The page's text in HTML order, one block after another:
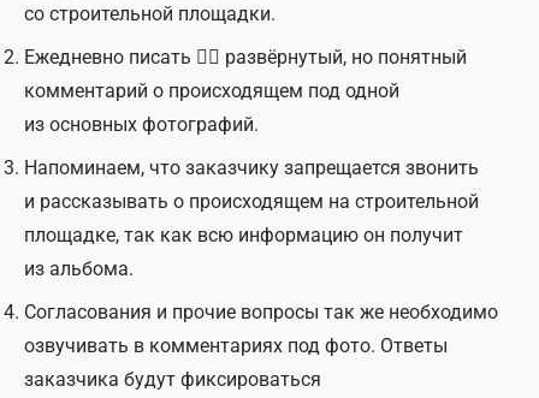
со строительной площадки.
Ежедневно писать ✍🏽 развёрнутый, но понятный
комментарий о происходящем под одной
из основных фотографий.
Напоминаем, что заказчику запрещается звонить
и рассказывать о происходящем на строительной
площадке, так как всю информацию он получит
из альбома.
Согласования и прочие вопросы так же необходимо
озвучивать в комментариях под фото. Ответы
заказчика будут фиксироваться